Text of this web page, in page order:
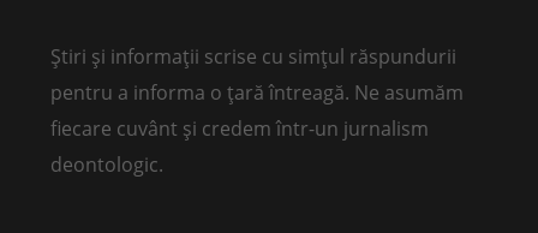
Știri și informații scrise cu simțul răspundurii
pentru a informa o țară întreagă. Ne asumăm
fiecare cuvânt și credem într-un jurnalism
deontologic.